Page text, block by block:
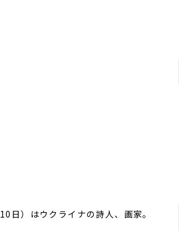
10 日）はウクライナの詩人、画家。